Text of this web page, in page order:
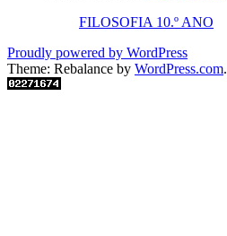
FILOSOFIA 10.º ANO
Proudly powered by WordPress
Theme: Rebalance by WordPress.com.